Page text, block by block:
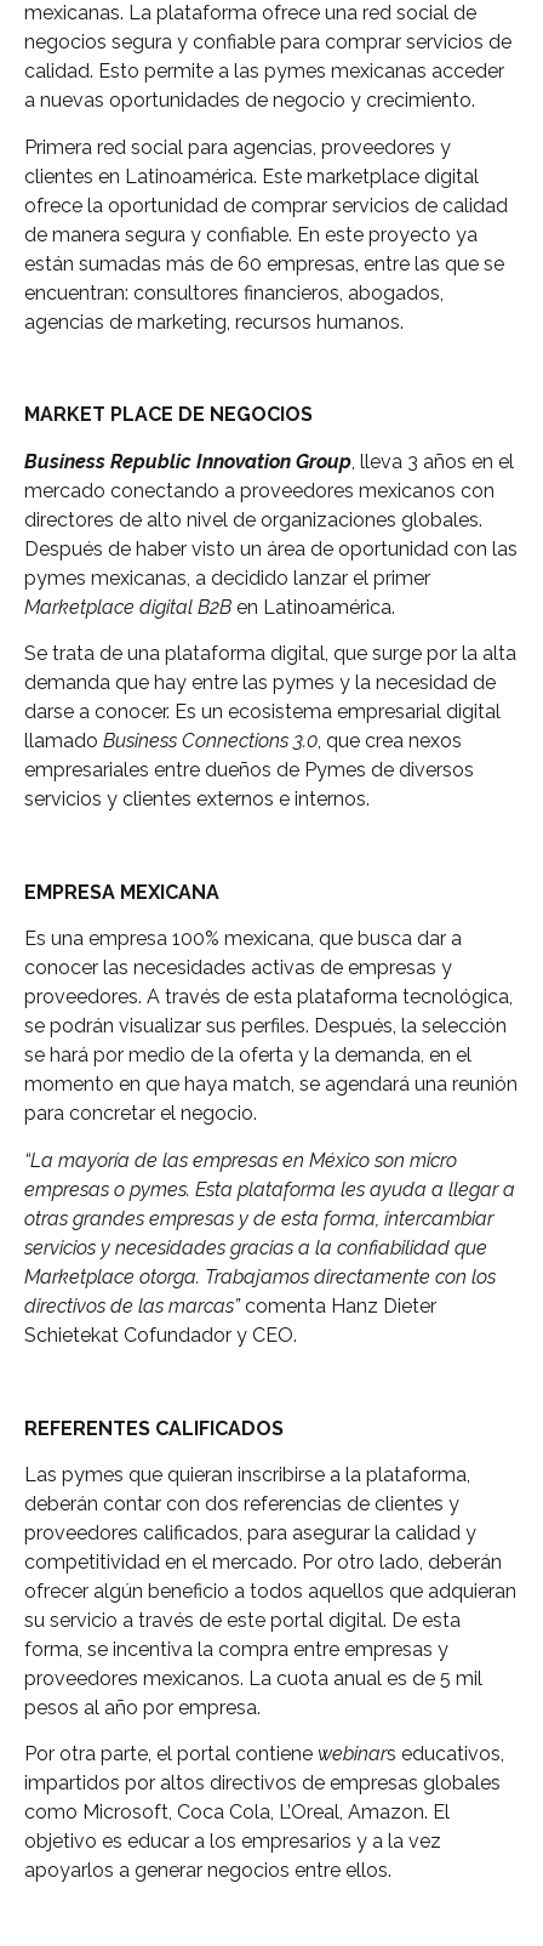
mexicanas. La plataforma ofrece una red social de
negocios segura y confiable para comprar servicios de
calidad. Esto permite a las pymes mexicanas acceder
a nuevas oportunidades de negocio y crecimiento.
Primera red social para agencias, proveedores y
clientes en Latinoamérica. Este marketplace digital
ofrece la oportunidad de comprar servicios de calidad
de manera segura y confiable. En este proyecto ya
están sumadas más de 60 empresas, entre las que se
encuentran: consultores financieros, abogados,
agencias de marketing, recursos humanos.
MARKET PLACE DE NEGOCIOS
Business Republic Innovation Group, lleva 3 años en el
mercado conectando a proveedores mexicanos con
directores de alto nivel de organizaciones globales.
Después de haber visto un área de oportunidad con las
pymes mexicanas, a decidido lanzar el primer
Marketplace digital B2B en Latinoamérica.
Se trata de una plataforma digital, que surge por la alta
demanda que hay entre las pymes y la necesidad de
darse a conocer. Es un ecosistema empresarial digital
llamado Business Connections 3.0, que crea nexos
empresariales entre dueños de Pymes de diversos
servicios y clientes externos e internos.
EMPRESA MEXICANA
Es una empresa 100% mexicana, que busca dar a
conocer las necesidades activas de empresas y
proveedores. A través de esta plataforma tecnológica,
se podrán visualizar sus perfiles. Después, la selección
se hará por medio de la oferta y la demanda, en el
momento en que haya match, se agendará una reunión
para concretar el negocio.
“La mayoría de las empresas en México son micro
empresas o pymes. Esta plataforma les ayuda a llegar a
otras grandes empresas y de esta forma, intercambiar
servicios y necesidades gracias a la confiabilidad que
Marketplace otorga. Trabajamos directamente con los
directivos de las marcas”comenta Hanz Dieter
Schietekat Cofundador y CEO.
REFERENTES CALIFICADOS
Las pymes que quieran inscribirse a la plataforma,
deberán contar con dos referencias de clientes y
proveedores calificados, para asegurar la calidad y
competitividad en el mercado. Por otro lado, deberán
ofrecer algún beneficio a todos aquellos que adquieran
su servicio a través de este portal digital. De esta
forma, se incentiva la compra entre empresas y
proveedores mexicanos. La cuota anual es de 5 mil
pesos al año por empresa.
Por otra parte, el portal contiene webinars educativos,
impartidos por altos directivos de empresas globales
como Microsoft, Coca Cola, L’Oreal, Amazon. El
objetivo es educar a los empresarios y a la vez
apoyarlos a generar negocios entre ellos.